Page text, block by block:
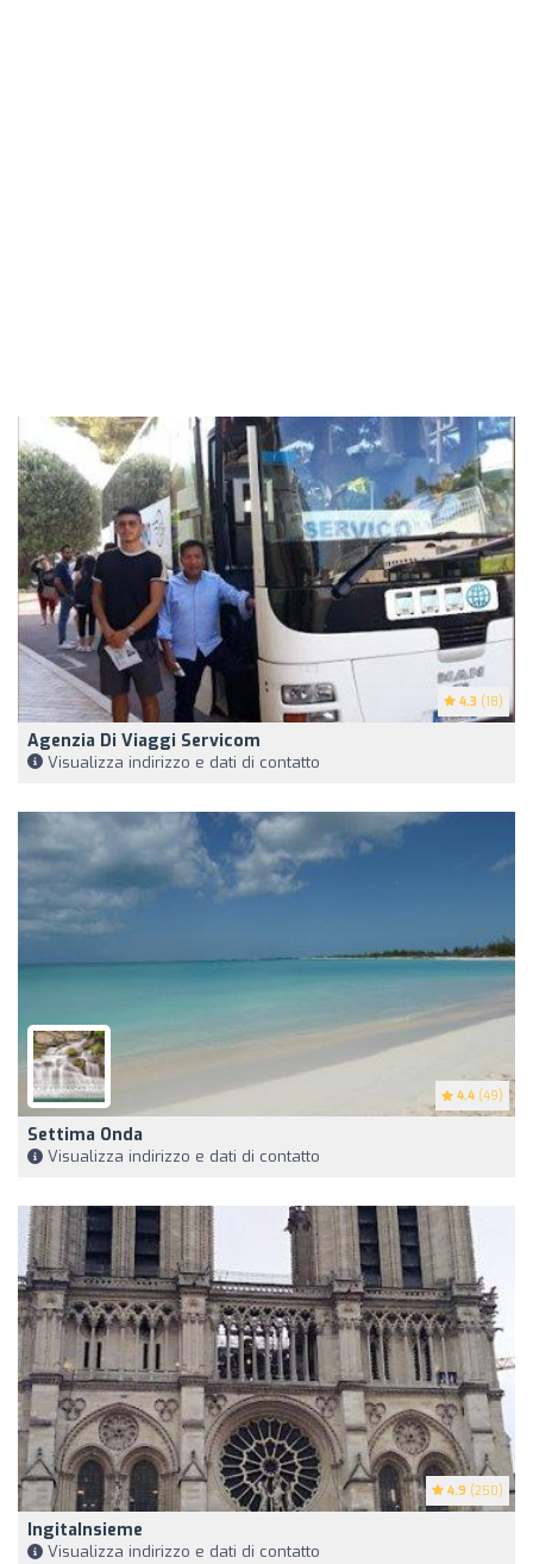
4.3 (18)
Agenzia Di Viaggi Servicom
Visualizza indirizzo e dati di contatto
4.4 (49)
Settima Onda
Visualizza indirizzo e dati di contatto
4.9 (250)
IngitaInsieme
Visualizza indirizzo e dati di contatto